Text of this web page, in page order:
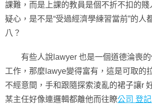
課難，而是上課的教員是個不折不扣的賤
疑心，是不是“受過經濟學練習當前”的人
八？
有些人說lawyer 也是一個道德淪喪的
工作，那麼lawye變得富有，這是可取的
不經意間，手和跟隨探索淩亂的裙子讓r
某主任好像連邏輯都離他而往瞭公司 登